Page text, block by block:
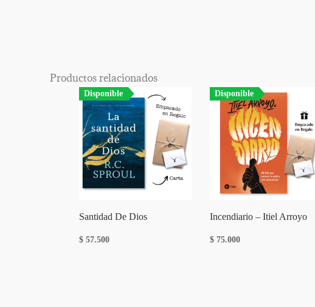
Productos relacionados
Disponible
Santidad De Dios
$ 57.500
Disponible
Incendiario – Itiel Arroyo
$ 75.000